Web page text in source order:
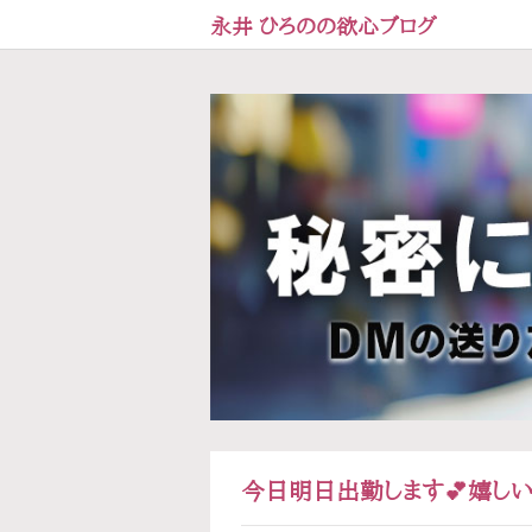
永井 ひろのの欲心ブログ
今日明日出勤します💕嬉し